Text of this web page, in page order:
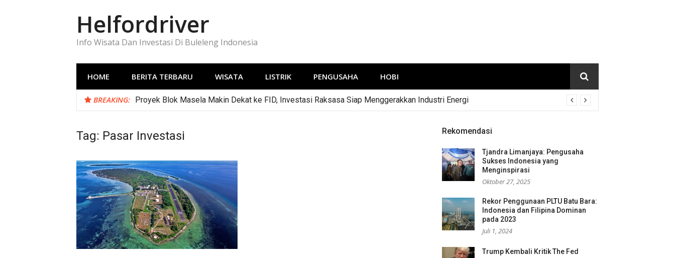
Helfordriver
Info Wisata Dan Investasi Di Buleleng Indonesia
HOME BERITA TERBARU WISATA LISTRIK PENGUSAHA HOBI
BREAKING: Proyek Blok Masela Makin Dekat ke FID, Investasi Raksasa Siap Menggerakkan Industri Energi
Tag: Pasar Investasi Rekomendasi
Tjandra Limanjaya: Pengusaha
Sukses Indonesia yang
Menginspirasi
Oktober 27, 2025
Rekor Penggunaan PLTU Batu Bara:
Indonesia dan Filipina Dominan
pada 2023
Juli 1, 2024
Trump Kembali Kritik The Fed